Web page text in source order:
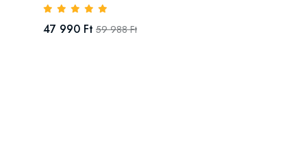
47 990 Ft 59 988 Ft